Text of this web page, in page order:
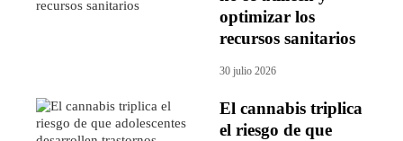
optimizar los
recursos sanitarios
30 julio 2026
El cannabis triplica
el riesgo de que